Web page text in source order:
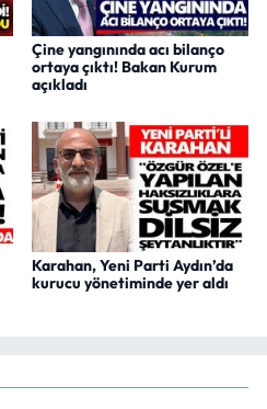
Çine yangınında acı bilanço
ortaya çıktı! Bakan Kurum
açıkladı
Karahan, Yeni Parti Aydın’da
kurucu yönetiminde yer aldı